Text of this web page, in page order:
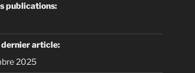
publications:
dernier article:
2025